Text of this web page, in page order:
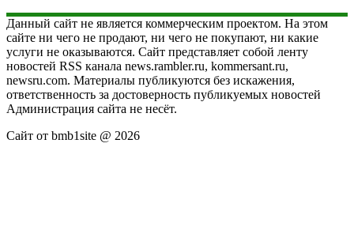
Данный сайт не является коммерческим проектом. На этом
сайте ни чего не продают, ни чего не покупают, ни какие
услуги не оказываются. Сайт представляет собой ленту
новостей RSS канала news.rambler.ru, kommersant.ru,
newsru.com. Материалы публикуются без искажения,
ответственность за достоверность публикуемых новостей
Администрация сайта не несёт.
Сайт от bmb1site @ 2026